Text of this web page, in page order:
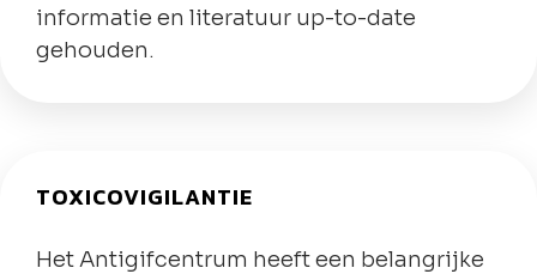
informatie en literatuur up-to-date
gehouden.
TOXICOVIGILANTIE
Het Antigifcentrum heeft een belangrijke